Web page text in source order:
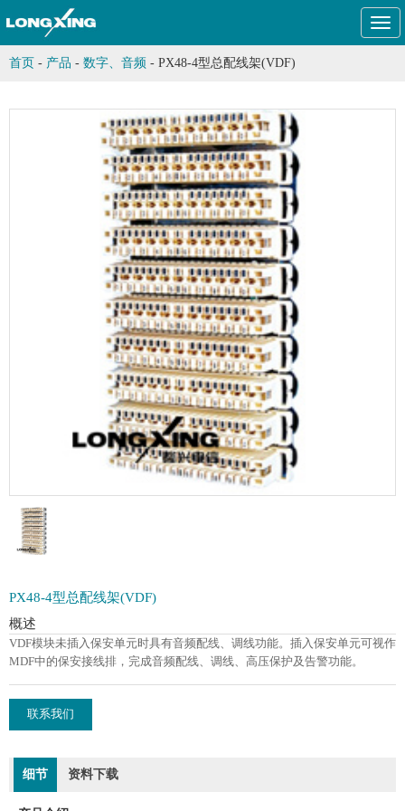
首页 - 产品 - 数字、音频 - PX48-4型总配线架(VDF)
PX48-4型总配线架(VDF)
概述
VDF模块未插入保安单元时具有音频配线、调线功能。插入保安单元可视作
MDF中的保安接线排，完成音频配线、调线、高压保护及告警功能。
联系我们
细节 资料下载